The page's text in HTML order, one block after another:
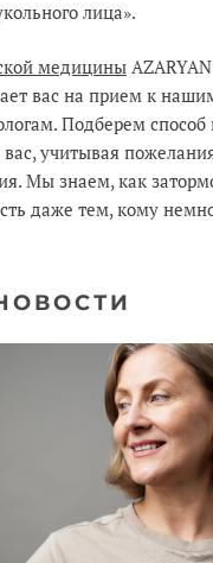
лица».
медицины
вас на прием к
Подберем способ
учитывая
Мы знаем, как
даже тем, кому